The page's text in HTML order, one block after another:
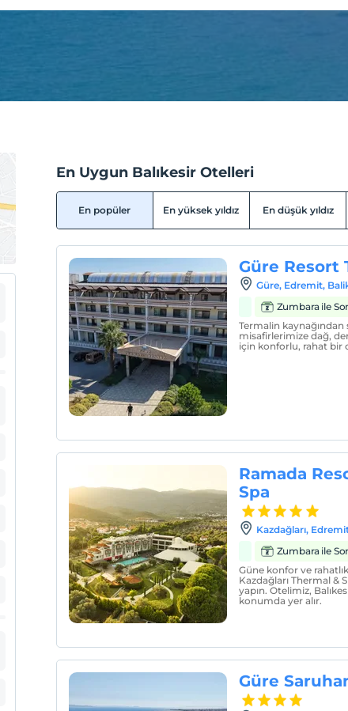
En Uygun Balıkesir Otelleri
En popüler En yüksek yıldız En düşük yıldız
Güre Resort
Güre, Edremit,
Zumbara ile
Termalin kaynağından
misafirlerimize dağ,
için konforlu, rahat bir
Ramada
Spa
Kazdağları,
Zumbara ile
Güne konfor ve
Kazdağları Thermal &
yapın. Otelimiz,
konumda yer alır.
Güre